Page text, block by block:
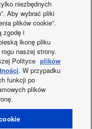
4,10
3,90
40
40
urządzenia i
LinkedIn
Warunki korzystania
plików cookies
niezbędnych
Aby wybrać pliki
plików cookie”.
zgodę i
ikonę pliku
naszej strony.
Polityce plików
. W przypadku
funkcji po
plików